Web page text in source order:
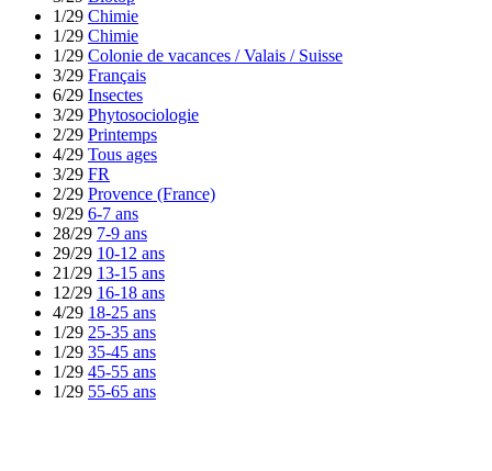
1/29 Chimie
1/29 Chimie
1/29 Colonie de vacances / Valais / Suisse
3/29 Français
6/29 Insectes
3/29 Phytosociologie
2/29 Printemps
4/29 Tous ages
3/29 FR
2/29 Provence (France)
9/29 6-7 ans
28/29 7-9 ans
29/29 10-12 ans
21/29 13-15 ans
12/29 16-18 ans
4/29 18-25 ans
1/29 25-35 ans
1/29 35-45 ans
1/29 45-55 ans
1/29 55-65 ans